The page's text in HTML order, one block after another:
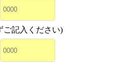
ご記入ください)